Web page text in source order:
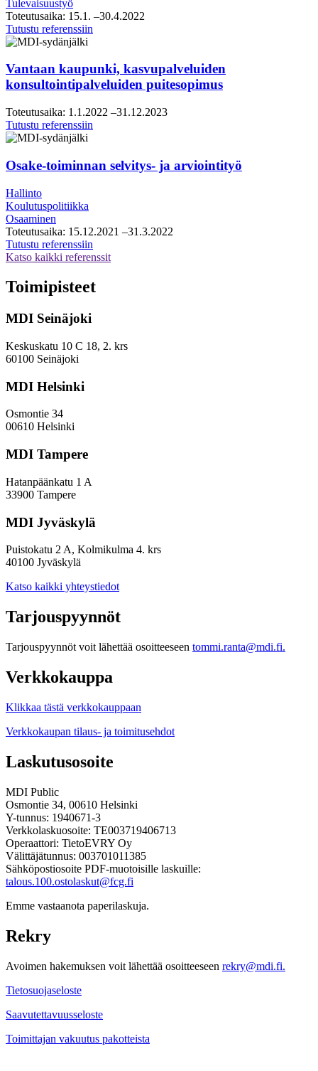
Tulevaisuustyö
Toteutusaika: 15.1. –30.4.2022
Tutustu referenssiin
visio-
ja
tiekarttatyö
Vantaan kaupunki, kasvupalveluiden
konsultointipalveluiden puitesopimus
Toteutusaika: 1.1.2022 –31.12.2023
Tutustu referenssiin
konsultointipalveluiden
puitesopimus
Osake-toiminnan selvitys- ja arviointityö
Hallinto
Koulutuspolitiikka
Osaaminen
Toteutusaika: 15.12.2021 –31.3.2022
Tutustu referenssiin
toiminnan
ja
arviointityö
Katso kaikki referenssit
Toimipisteet
MDI Seinäjoki
Keskuskatu 10 C 18, 2. krs
60100 Seinäjoki
MDI Helsinki
Osmontie 34
00610 Helsinki
MDI Tampere
Hatanpäänkatu 1 A
33900 Tampere
MDI Jyväskylä
Puistokatu 2 A, Kolmikulma 4. krs
40100 Jyväskylä
Katso kaikki yhteystiedot
Tarjouspyynnöt
Tarjouspyynnöt voit lähettää osoitteeseen tommi.ranta@mdi.fi.
Verkkokauppa
Klikkaa tästä verkkokauppaan
Verkkokaupan tilaus- ja toimitusehdot
Laskutusosoite
MDI Public
Osmontie 34, 00610 Helsinki
Y-tunnus: 1940671-3
Verkkolaskuosoite: TE003719406713
Operaattori: TietoEVRY Oy
Välittäjätunnus: 003701011385
Sähköpostiosoite PDF-muotoisille laskuille:
talous.100.ostolaskut@fcg.fi
Emme vastaanota paperilaskuja.
Rekry
Avoimen hakemuksen voit lähettää osoitteeseen rekry@mdi.fi.
Tietosuojaseloste
Saavutettavuusseloste
Toimittajan vakuutus pakotteista